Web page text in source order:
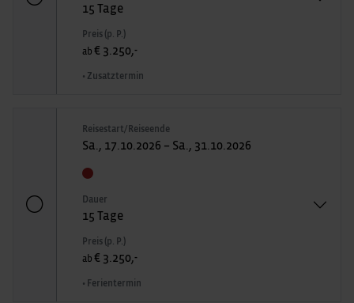
15 Tage
Preis (p. P.)
ab € 3.250,-
• Zusatztermin
Reisestart/Reiseende
Sa., 17.10.2026 – Sa., 31.10.2026
Dauer
15 Tage
Preis (p. P.)
ab € 3.250,-
• Ferientermin